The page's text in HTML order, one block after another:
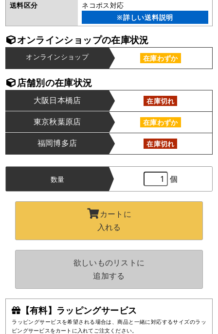
送料区分
ネコポス対応
※詳しい送料説明
オンラインショップの在庫状況
オンラインショップ 在庫わずか
店舗別の在庫状況
大阪日本橋店 在庫切れ
東京秋葉原店 在庫わずか
福岡博多店 在庫切れ
【有料】ラッピングサービス
ラッピングサービスを希望される場合は、商品と一緒に対応するサイズのラッ
ピングサービスをカートに入れてご注文ください。
数量 個
カートに
入れる
欲しいものリストに
追加する